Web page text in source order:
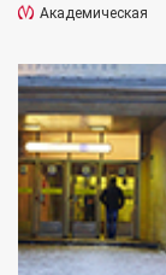
Академическая